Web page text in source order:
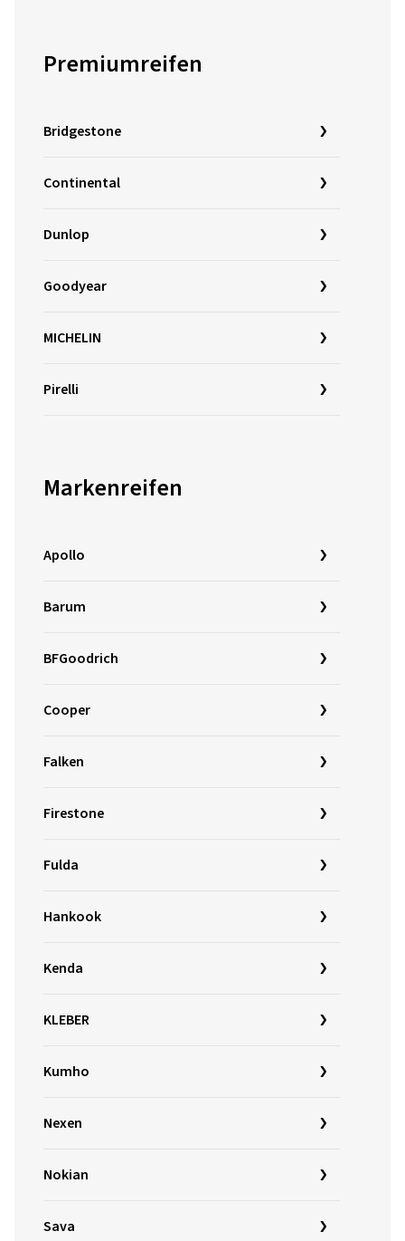
Premiumreifen
Bridgestone
Continental
Dunlop
Goodyear
MICHELIN
Pirelli
Markenreifen
Apollo
Barum
BFGoodrich
Cooper
Falken
Firestone
Fulda
Hankook
Kenda
KLEBER
Kumho
Nexen
Nokian
Sava